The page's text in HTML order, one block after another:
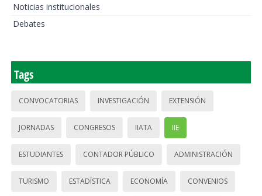
Noticias institucionales
Debates
Tags
CONVOCATORIAS INVESTIGACIÓN EXTENSIÓN
JORNADAS CONGRESOS IIATA IIE
ESTUDIANTES CONTADOR PÚBLICO ADMINISTRACIÓN
TURISMO ESTADÍSTICA ECONOMÍA CONVENIOS